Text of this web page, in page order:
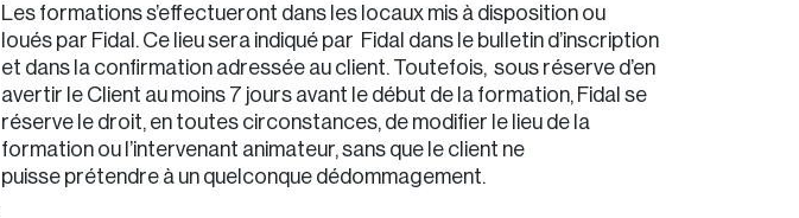
Les formations s’effectueront dans les locaux mis à disposition ou
loués par Fidal. Ce lieu sera indiqué par Fidal dans le bulletin d’inscription
et dans la confirmation adressée au client. Toutefois, sous réserve d’en
avertir le Client au moins 7 jours avant le début de la formation, Fidal se
réserve le droit, en toutes circonstances, de modifier le lieu de la
formation ou l’intervenant animateur, sans que le client ne
puisse prétendre à un quelconque dédommagement.